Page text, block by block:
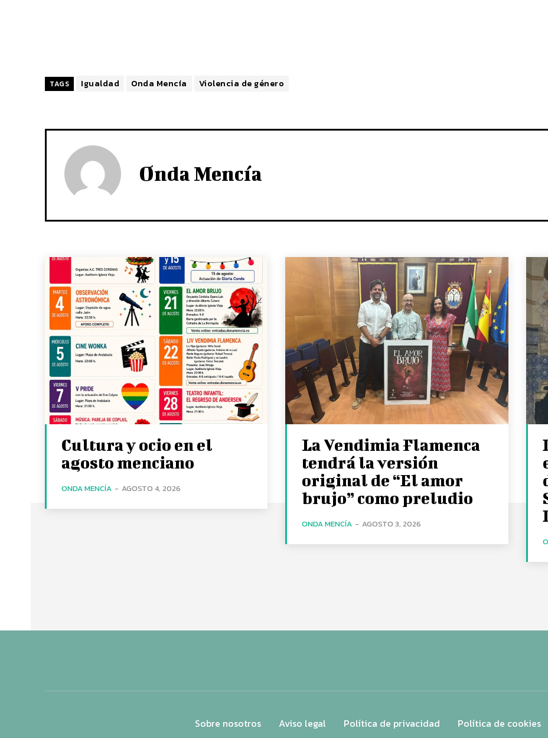
TAGS Igualdad Onda Mencía Violencia de género
Onda Mencía
Cultura y ocio en el
agosto menciano
ONDA MENCÍA - AGOSTO 4, 2026
La Vendimia Flamenca
tendrá la versión
original de “El amor
brujo” como preludio
ONDA MENCÍA - AGOSTO 3, 2026
Sobre nosotros Aviso legal Política de privacidad Política de cookies